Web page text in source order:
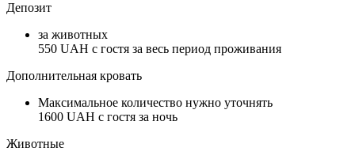
Депозит
за животных
550 UAH с гостя за весь период проживания
Дополнительная кровать
Максимальное количество нужно уточнять
1600 UAH с гостя за ночь
Животные